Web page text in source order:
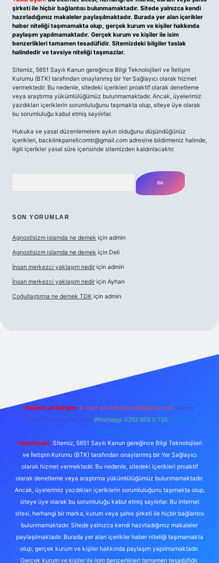
şirketi ile hiçbir bağlantısı bulunmamaktadır. Sitede yalnızca kendi
hazırladığımız makaleler paylaşılmaktadır. Burada yer alan içerikler
haber niteliği taşımamakta olup, gerçek kurum ve kişiler hakkında
paylaşım yapılmamaktadır. Gerçek kurum ve kişiler ile isim
benzerlikleri tamamen tesadüfidir. Sitemizdeki bilgiler taslak
halindedir ve tavsiye niteliği taşımazlar.
Sitemiz, 5651 Sayılı Kanun gereğince Bilgi Teknolojileri ve İletişim
Kurumu (BTK) tarafından onaylanmış bir Yer Sağlayıcı olarak hizmet
vermektedir. Bu nedenle, sitedeki içerikleri proaktif olarak denetleme
veya araştırma yükümlülüğümüz bulunmamaktadır. Ancak, üyelerimiz
yazdıkları içeriklerin sorumluluğunu taşımakta olup, siteye üye olarak
bu sorumluluğu kabul etmiş sayılırlar.
Hukuka ve yasal düzenlemelere aykırı olduğunu düşündüğünüz
içerikleri, backlinkpanelicomtr@gmail.com adresine bildirmeniz halinde,
ilgili içerikler yasal süre içerisinde sitemizden kaldırılacaktır.
SON YORUMLAR
Agnostisizm islamda ne demek için admin
Agnostisizm islamda ne demek için Deli
İnsan merkezci yaklaşım nedir için admin
İnsan merkezci yaklaşım nedir için Ayhan
Çoğullaştırma ne demek TDK için admin
Reklam ve İletişim: E-mail: backlinkpaneli@gmail.com Teams:
forumhizmeti@gmail.com Whatsapp: 0262 606 0 726 Telegram:
@karabul
Yasal Uyarı: Sitemiz, 5651 Sayılı Kanun gereğince Bilgi Teknolojileri
ve İletişim Kurumu (BTK) tarafından onaylanmış bir Yer Sağlayıcı
olarak hizmet vermektedir. Bu nedenle, sitedeki içerikleri proaktif
olarak denetleme veya araştırma yükümlülüğümüz bulunmamaktadır.
Ancak, üyelerimiz yazdıkları içeriklerin sorumluluğunu taşımakta olup,
siteye üye olarak bu sorumluluğu kabul etmiş sayılırlar. Bu internet
sitesi, herhangi bir marka, kurum veya şahıs şirketi ile hiçbir bağlantısı
bulunmamaktadır. Sitede yalnızca kendi hazırladığımız makaleler
paylaşılmaktadır. Burada yer alan içerikler haber niteliği taşımamakta
olup, gerçek kurum ve kişiler hakkında paylaşım yapılmamaktadır.
Gerçek kurum ve kişiler ile isim benzerlikleri tamamen tesadüfidir.